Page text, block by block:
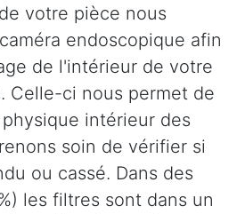
votre pièce nous
endoscopique afin
de l'intérieur de votre
Celle-ci nous permet de
intérieur des
soin de vérifier si
ou cassé. Dans des
les filtres sont dans un